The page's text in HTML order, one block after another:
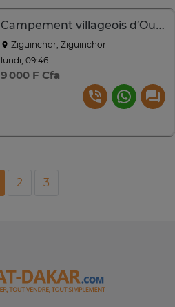
Campement villageois d’Oussouye
Ziguinchor, Ziguinchor
lundi, 09:46
9 000 F Cfa
2 3